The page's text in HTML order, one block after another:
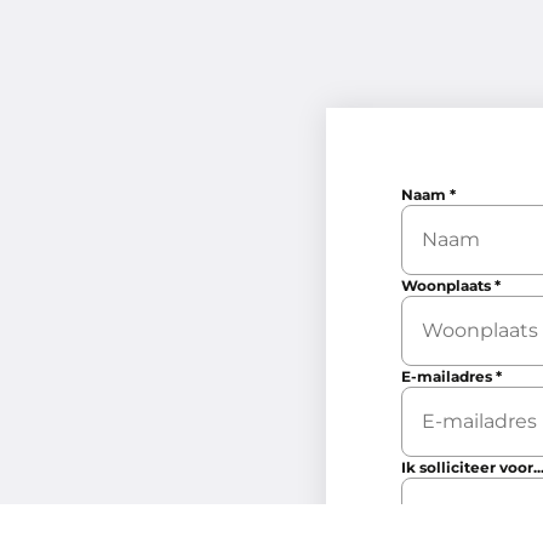
Naam*
Woonplaats*
E-mailadres*
Ik solliciteer